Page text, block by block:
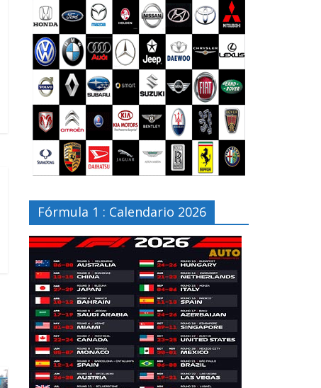
Fórmula 1 : Calendario 2026